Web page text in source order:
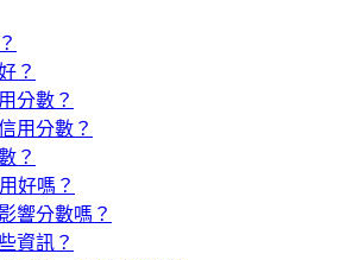
？
分數？
用分數？
？
好嗎？
響分數嗎？
資訊？